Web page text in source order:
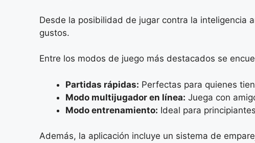
Desde la posibilidad de jugar contra la inteligencia
gustos.
Entre los modos de juego más destacados se
Partidas rápidas: Perfectas para quienes
Modo multijugador en línea: Juega con
Modo entrenamiento: Ideal para
Además, la aplicación incluye un sistema de